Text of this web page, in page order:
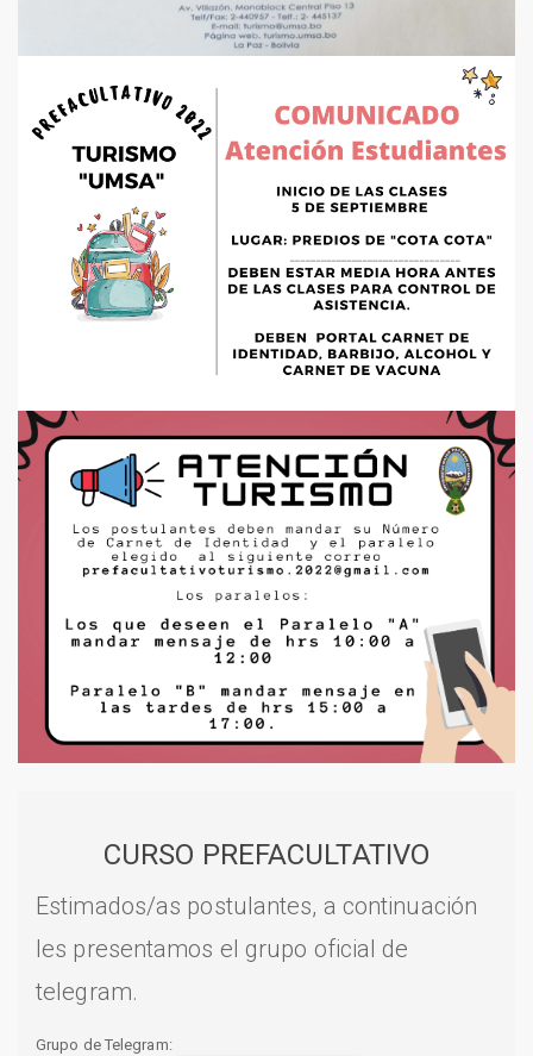
CURSO PREFACULTATIVO
Estimados/as postulantes, a continuación
les presentamos el grupo oficial de
telegram.
Grupo de Telegram: